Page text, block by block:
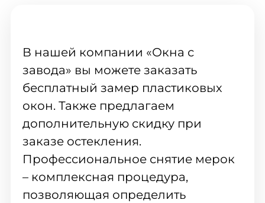
В нашей компании «Окна с
завода» вы можете заказать
бесплатный замер пластиковых
окон. Также предлагаем
дополнительную скидку при
заказе остекления.
Профессиональное снятие мерок
– комплексная процедура,
позволяющая определить